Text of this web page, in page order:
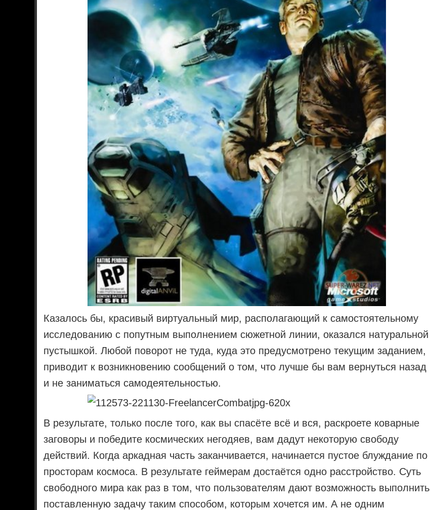
Казалось бы, красивый виртуальный мир, располагающий к самостоятельному
исследованию с попутным выполнением сюжетной линии, оказался натуральной
пустышкой. Любой поворот не туда, куда это предусмотрено текущим заданием,
приводит к возникновению сообщений о том, что лучше бы вам вернуться назад
и не заниматься самодеятельностью.
В результате, только после того, как вы спасёте всё и вся, раскроете коварные
заговоры и победите космических негодяев, вам дадут некоторую свободу
действий. Когда аркадная часть заканчивается, начинается пустое блуждание по
просторам космоса. В результате геймерам достаётся одно расстройство. Суть
свободного мира как раз в том, что пользователям дают возможность выполнить
поставленную задачу таким способом, которым хочется им. А не одним